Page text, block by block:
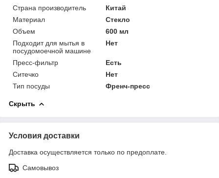
Страна производитель
Китай
Материал
Стекло
Объем
600 мл
Подходит для мытья в
посудомоечной машине
Нет
Пресс-фильтр
Есть
Ситечко
Нет
Тип посуды
Френч-пресс
Скрыть
Условия доставки
Доставка осуществляется только по предоплате.
Самовывоз